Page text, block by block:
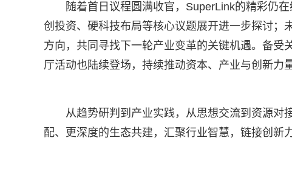
随着首日议程圆满收官，SuperLink的精彩仍
创投资、硬科技布局等核心议题展开进一步探讨；
方向，共同寻找下一轮产业变革的关键机遇。备受
厅活动也陆续登场，持续推动资本、产业与创新力
从趋势研判到产业实践，从思想交流到资源对
配、更深度的生态共建，汇聚行业智慧，链接创